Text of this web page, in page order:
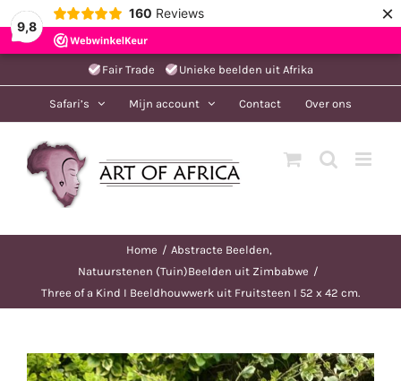
9,8
160 Reviews ×
naar
Fair Trade Unieke beelden uit Afrika
Safari’s Mijn account Contact Over ons
Home
Abstracte Beelden
Natuurstenen (Tuin)Beelden uit Zimbabwe
Three of a Kind I Beeldhouwwerk uit Fruitsteen I 52 x 42 cm.